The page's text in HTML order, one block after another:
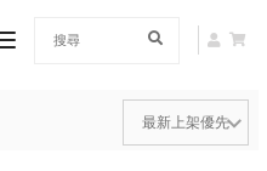
toggle navigation